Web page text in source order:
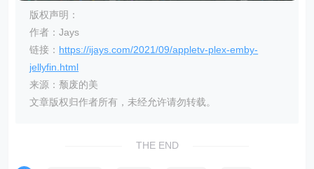
版权声明：
作者：Jays
链接： https://ijays.com/2021/09/appletv-plex-emby-
jellyfin.html
来源：颓废的美
文章版权归作者所有，未经允许请勿转载。
THE END